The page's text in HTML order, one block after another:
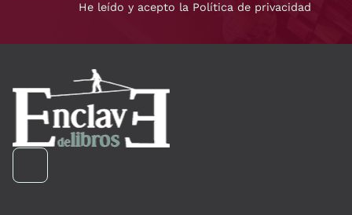
He leído y acepto la Política de privacidad